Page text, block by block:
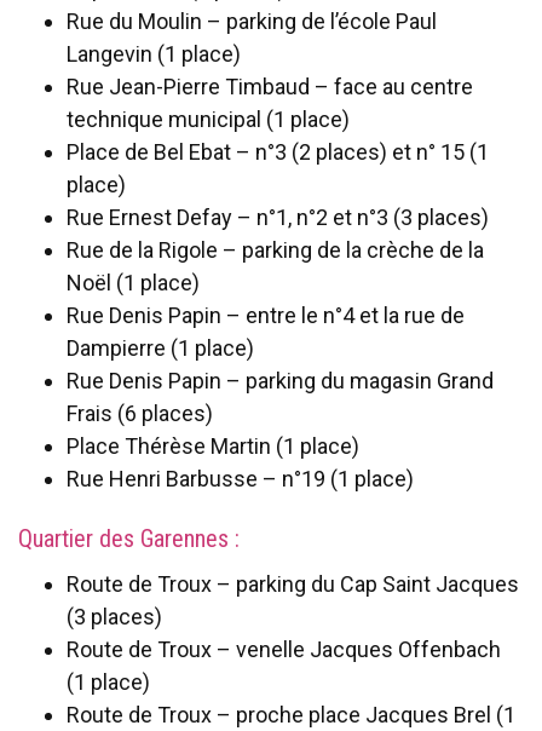
Rue du Moulin – parking de l’école Paul
Langevin (1 place)
Rue Jean-Pierre Timbaud – face au centre
technique municipal (1 place)
Place de Bel Ebat – n°3 (2 places) et n° 15 (1
place)
Rue Ernest Defay – n°1, n°2 et n°3 (3 places)
Rue de la Rigole – parking de la crèche de la
Noël (1 place)
Rue Denis Papin – entre le n°4 et la rue de
Dampierre (1 place)
Rue Denis Papin – parking du magasin Grand
Frais (6 places)
Place Thérèse Martin (1 place)
Rue Henri Barbusse – n°19 (1 place)
Quartier des Garennes :
Route de Troux – parking du Cap Saint Jacques
(3 places)
Route de Troux – venelle Jacques Offenbach
(1 place)
Route de Troux – proche place Jacques Brel (1